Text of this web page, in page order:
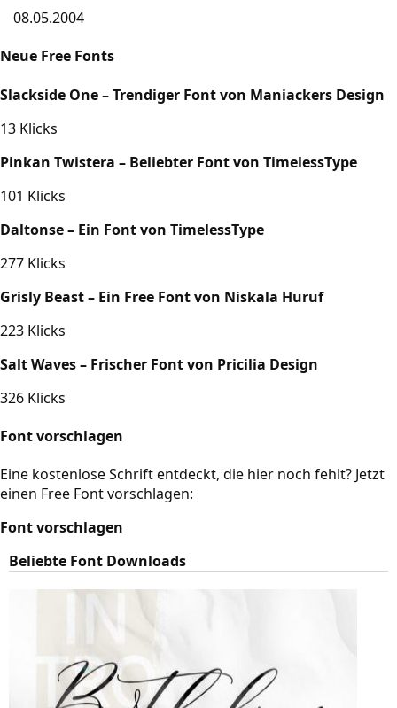
08.05.2004
Neue Free Fonts
Slackside One – Trendiger Font von Maniackers Design
13 Klicks
Pinkan Twistera – Beliebter Font von TimelessType
101 Klicks
Daltonse – Ein Font von TimelessType
277 Klicks
Grisly Beast – Ein Free Font von Niskala Huruf
223 Klicks
Salt Waves – Frischer Font von Pricilia Design
326 Klicks
Font vorschlagen
Eine kostenlose Schrift entdeckt, die hier noch fehlt? Jetzt
einen Free Font vorschlagen:
Font vorschlagen
Beliebte Font Downloads